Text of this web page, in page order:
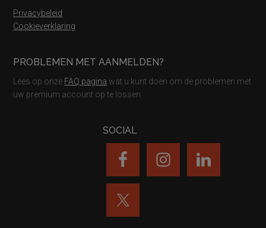
Privacybeleid
Cookieverklaring
PROBLEMEN MET AANMELDEN?
Lees op onze FAQ pagina wat u kunt doen om de problemen met
uw premium account op te lossen
SOCIAL